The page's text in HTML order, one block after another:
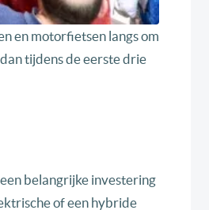
en motorfietsen langs om
tijdens de eerste drie
belangrijke investering
of een hybride